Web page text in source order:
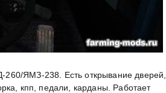
260/ЯМЗ-238. Есть открывание дверей,
кпп, педали, карданы. Работает